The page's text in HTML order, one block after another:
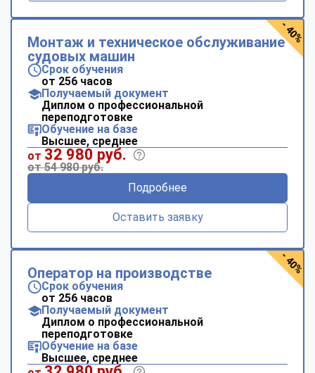
Монтаж и техническое обслуживание
судовых машин
Срок обучения
от 256 часов
Получаемый документ
Диплом о профессиональной
переподготовке
Обучение на базе
Высшее, среднее
от 32 980 руб.
от 54 980 руб.
Подробнее
Оставить заявку
- 40%
Оператор на производстве
Срок обучения
от 256 часов
Получаемый документ
Диплом о профессиональной
переподготовке
Обучение на базе
Высшее, среднее
- 40%